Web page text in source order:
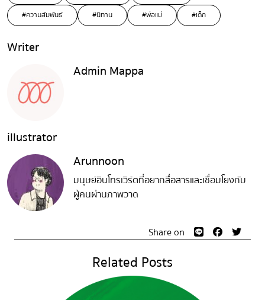
#ความสัมพันธ์
#นิทาน #พ่อแม่ #เด็ก
Writer
Admin Mappa
illustrator
Arunnoon
มนุษย์อินโทรเวิร์ตที่อยากสื่อสารและเชื่อมโยงกับ
ผู้คนผ่านภาพวาด
Share on
Related Posts